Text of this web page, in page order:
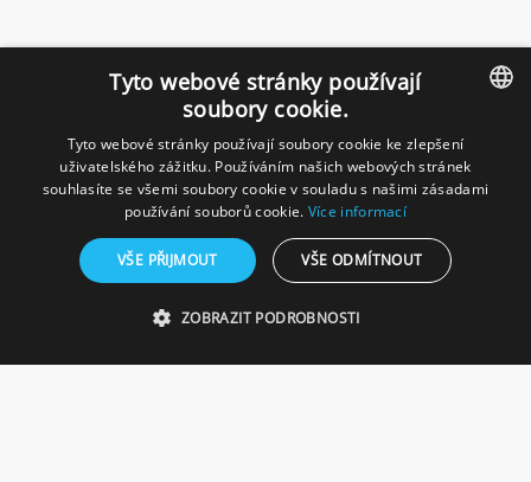
CZECH
GERMAN
Tyto webové stránky používají
soubory cookie.
Tyto webové stránky používají soubory cookie ke zlepšení
uživatelského zážitku. Používáním našich webových stránek
souhlasíte se všemi soubory cookie v souladu s našimi zásadami
používání souborů cookie. Více informací
VŠE PŘIJMOUT VŠE ODMÍTNOUT
ZOBRAZIT PODROBNOSTI